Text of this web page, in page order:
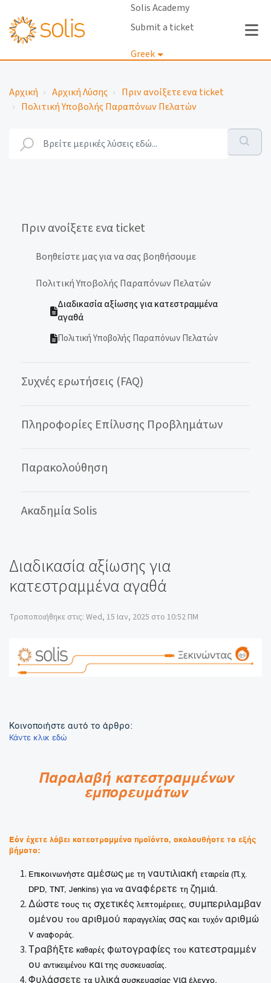
Solis Academy
Submit a ticket
Greek
Σύνδεση
Αρχική Αρχική Λύσης
Πριν ανοίξετε ενα ticket
Πολιτική Υποβολής Παραπόνων Πελατών
Πριν ανοίξετε ενα ticket
Βοηθείστε μας για να σας βοηθήσουμε
Πολιτική Υποβολής Παραπόνων Πελατών
Διαδικασία αξίωσης για κατεστραμμένα
αγαθά
Πολιτική Υποβολής Παραπόνων Πελατών
Συχνές ερωτήσεις (FAQ)
Πληροφορίες Επίλυσης Προβλημάτων
Παρακολούθηση
Ακαδημία Solis
Διαδικασία αξίωσης για
κατεστραμμένα αγαθά
Τροποποιήθηκε στις: Wed, 15 Ιαν, 2025 στο 10:52 ΠΜ
Κοινοποιήστε αυτό το άρθρο:
Κάντε κλικ εδώ
Παραλαβή κατεστραμμένων
εμπορευμάτων
Εάν έχετε λάβει κατεστραμμένα προϊόντα, ακολουθήστε τα εξής
βήματα:
Επικοινωνήστε αμέσως με τη ναυτιλιακή εταιρεία(π.χ.
DPD, TNT, Jenkins) για να αναφέρετε τη ζημιά.
Δώστε τους τις σχετικές λεπτομέρειες, συμπεριλαμβαν
ομένου του αριθμού παραγγελίας σας και τυχόν αριθμώ
ν αναφοράς.
Τραβήξτε καθαρές φωτογραφίες του κατεστραμμέν
ου αντικειμένου και της συσκευασίας.
Φυλάσσετε τα υλικά συσκευασίας για έλεγχο.